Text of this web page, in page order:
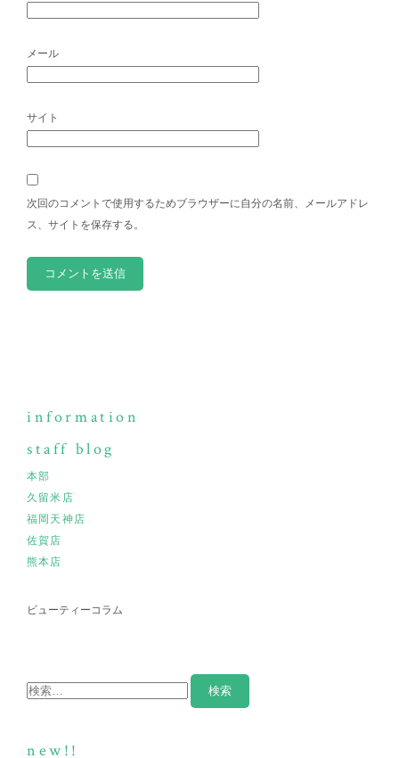
メール
サイト
次回のコメントで使用するためブラウザーに自分の名前、メールアドレ
ス、サイトを保存する。
information
staff blog
本部
久留米店
福岡天神店
佐賀店
熊本店
ビューティーコラム
new!!